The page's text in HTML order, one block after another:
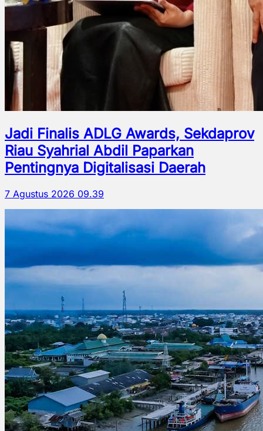
Jadi Finalis ADLG Awards, Sekdaprov
Riau Syahrial Abdil Paparkan
Pentingnya Digitalisasi Daerah
7 Agustus 2026 09.39